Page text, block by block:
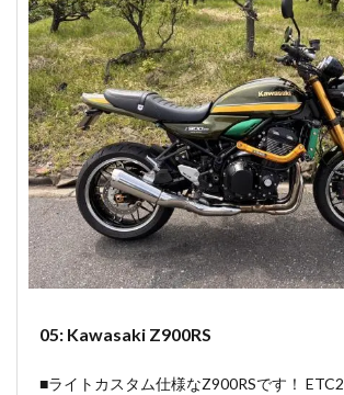
05: Kawasaki Z900RS
■ライトカスタム仕様なZ900RSです！